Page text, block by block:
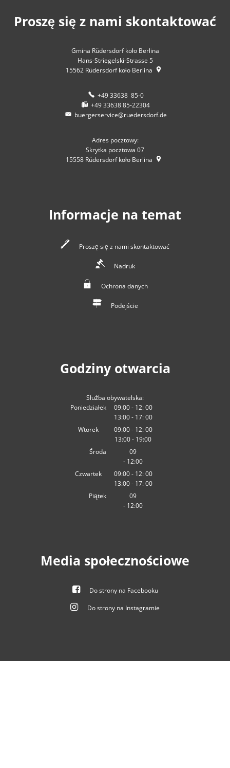
Proszę się z nami skontaktować
Gmina Rüdersdorf koło Berlina
Hans-Striegelski-Strasse 5
15562 Rüdersdorf koło Berlina
+49 33638 85-0
+49 33638 85-22304
buergerservice@ruedersdorf.de
Adres pocztowy:
Skrytka pocztowa 07
15558 Rüdersdorf koło Berlina
Informacje na temat
Proszę się z nami skontaktować
Nadruk
Ochrona danych
Podejście
Godziny otwarcia
Służba obywatelska:
Poniedziałek
09:00- 12:00
Od
09:00 do 12:00
13:00- 17:00
Od 13:00 do 17:00
Wtorek 09:00- 12:00
Od
09:00 do 12:00
13:00- 19:00
Od 13:00 do 19:00
Środa
09
:00
- 12:00
Od 09:00 do 12:00
Czwartek 09:00- 12:00
Od
09:00 do 12:00
13:00- 17:00
Od 13:00 do 17:00
Piątek
09
:00
- 12:00
Media społecznościowe
Do strony na Facebooku
Do strony na Instagramie